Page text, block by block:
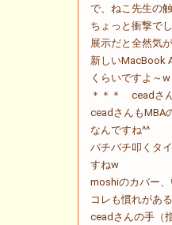
で、ねこ先生の
ちょっと衝撃でし
展示だと全然気
新しいMacBook
くらいですよ～w
＊＊＊ ceadさ
ceadさんもMBA
なんですね^^
バチバチ叩くタ
すねw
moshiのカバー、
コレも慣れがあ
ceadさんの手（